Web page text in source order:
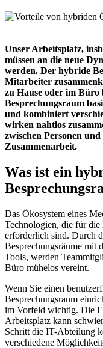
Unser Arbeitsplatz,
müssen an die neue
werden. Der hybride
Mitarbeiter
zu Hause oder im
Besprechungsraum
und kombiniert
wirken nahtlos
zwischen Personen
Zusammenarbeit.
Was ist ein
Das Ökosystem eines
Technologien, die für
erforderlich sind. Durch
Besprechungsräume mit
Tools, werden
Büro mühelos vereint.
Wenn Sie einen
Besprechungsraum
im Vorfeld wichtig. Die
Arbeitsplatz kann
Schritt die IT-Abteilung
verschiedene